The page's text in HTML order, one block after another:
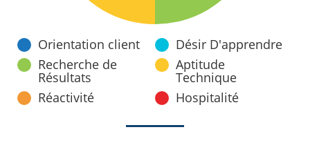
Orientation client
Désir D'apprendre
Recherche de
Résultats
Aptitude
Technique
Réactivité
Hospitalité